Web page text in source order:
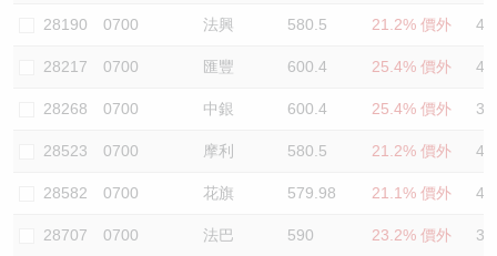
28190 0700 法興 580.5 21.2% 價外
28217 0700 匯豐 600.4 25.4% 價外
28268 0700 中銀 600.4 25.4% 價外
28523 0700 摩利 580.5 21.2% 價外
28582 0700 花旗 579.98 21.1% 價外
28707 0700 法巴 590 23.2% 價外